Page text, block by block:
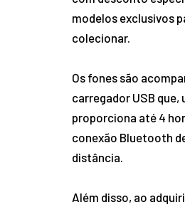
modelos exclusivos
colecionar.
Os fones são
carregador USB que,
proporciona até 4
conexão Bluetooth
distância.
Além disso, ao